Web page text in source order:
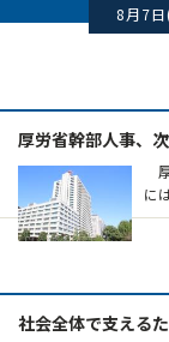
8月7
厚労省幹部人事、
に
社会全体で支える